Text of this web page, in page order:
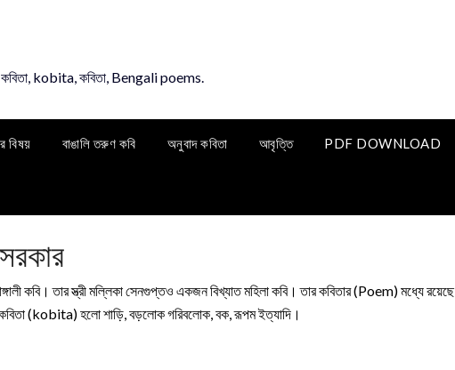
kobita, কবিতা, Bengali poems.
বিষয় বাঙালি তরুণ কবি অনুবাদ কবিতা আবৃত্তি PDF DOWNLOAD
কবি। তার স্ত্রী মল্লিকা সেনগুপ্তও একজন বিখ্যাত মহিলা কবি। তার কবিতার (Poem) মধ্যে রয়েছে
কবিতা (kobita) হলো শাড়ি, বড়লোক গরিবলোক, বক, রূপম ইত্যাদি।